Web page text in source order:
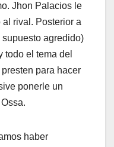
Jhon Palacios le
rival. Posterior a
agredido)
todo el tema del
para hacer
ponerle un
haber